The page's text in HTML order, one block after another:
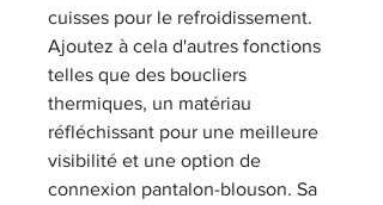
cuisses pour le refroidissement.
Ajoutez à cela d'autres fonctions
telles que des boucliers
thermiques, un matériau
réfléchissant pour une meilleure
visibilité et une option de
connexion pantalon-blouson. Sa